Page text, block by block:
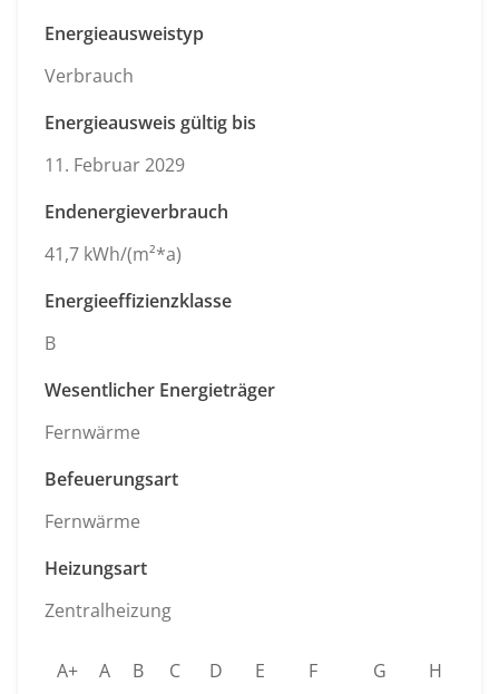
Energieausweistyp
Verbrauch
Energieausweis gültig bis
11. Februar 2029
Endenergieverbrauch
41,7 kWh/(m²*a)
Energieeffizienzklasse
B
Wesentlicher Energieträger
Fernwärme
Befeuerungsart
Fernwärme
Heizungsart
Zentralheizung
A+ A B C D E F G
H